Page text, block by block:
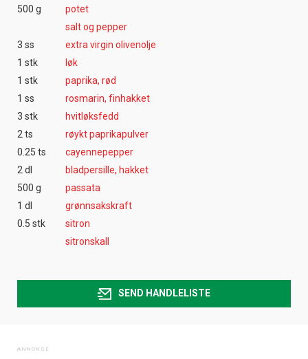
500 g
potet
salt og pepper
3 ss
extra virgin olivenolje
1 stk
løk
1 stk
paprika, rød
1 ss
rosmarin, finhakket
3 stk
hvitløksfedd
2 ts
røykt paprikapulver
0.25 ts
cayennepepper
2 dl
bladpersille, hakket
500 g
passata
1 dl
grønnsakskraft
0.5 stk
sitron
sitronskall
SEND HANDLELISTE